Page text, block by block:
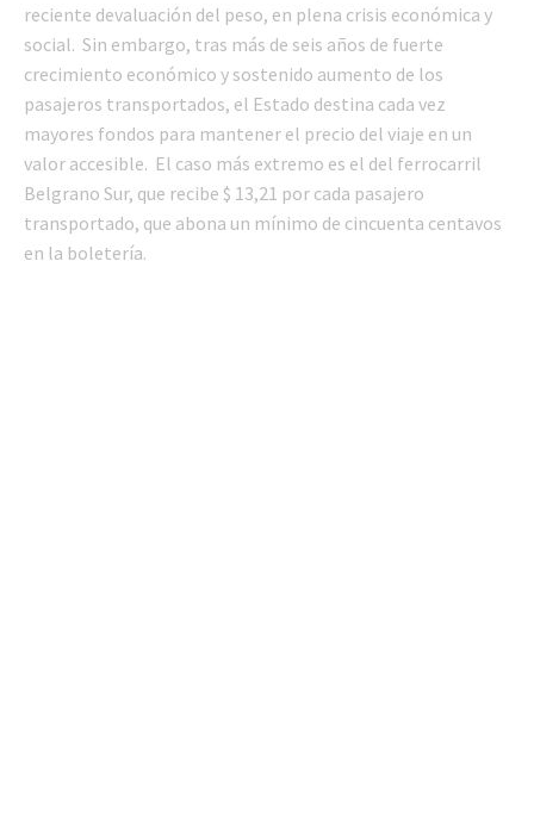
reciente devaluación del peso, en plena crisis económica y
social. Sin embargo, tras más de seis años de fuerte
crecimiento económico y sostenido aumento de los
pasajeros transportados, el Estado destina cada vez
mayores fondos para mantener el precio del viaje en un
valor accesible. El caso más extremo es el del ferrocarril
Belgrano Sur, que recibe $ 13,21 por cada pasajero
transportado, que abona un mínimo de cincuenta centavos
en la boletería.